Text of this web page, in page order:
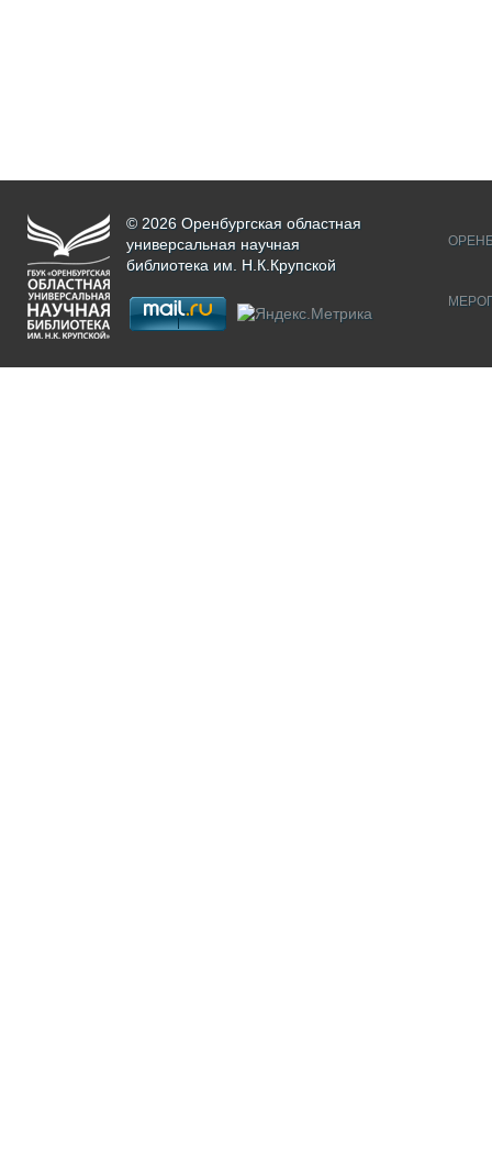
© 2026 Оренбургская областная
универсальная научная
библиотека им. Н.К.Крупской